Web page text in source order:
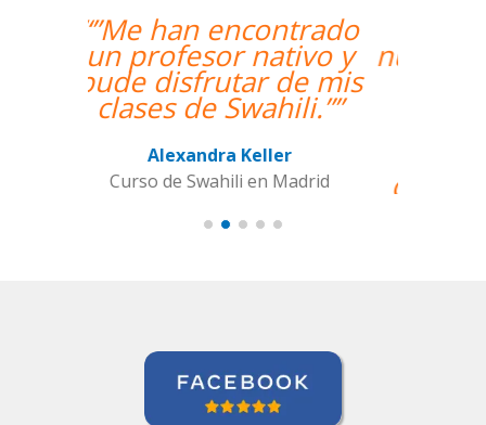
“”Hemos realizado
nuestra primera clase y
estamos muy
contentos. Nuestra
mujer encantadora,
que nos ha dado una
clase muy dinámica y
entretenida.””